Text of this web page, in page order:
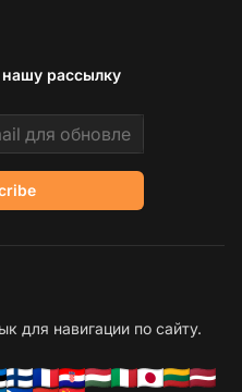
рассылку
для навигации по сайту.